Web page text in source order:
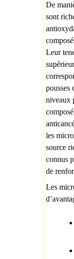
De
sont
Leur
pousses
niveaux
les
source
connus
de
Les